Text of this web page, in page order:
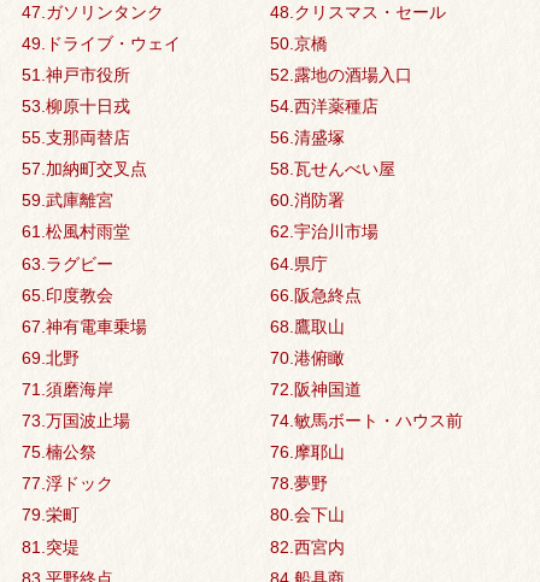
47.ガソリンタンク
48.クリスマス・セール
49.ドライブ・ウェイ
50.京橋
51.神戸市役所
52.露地の酒場入口
53.柳原十日戎
54.西洋薬種店
55.支那両替店
56.清盛塚
57.加納町交叉点
58.瓦せんべい屋
59.武庫離宮
60.消防署
61.松風村雨堂
62.宇治川市場
63.ラグビー
64.県庁
65.印度教会
66.阪急終点
67.神有電車乗場
68.鷹取山
69.北野
70.港俯瞰
71.須磨海岸
72.阪神国道
73.万国波止場
74.敏馬ボート・ハウス前
75.楠公祭
76.摩耶山
77.浮ドック
78.夢野
79.栄町
80.会下山
81.突堤
82.西宮内
83.平野終点
84.船具商